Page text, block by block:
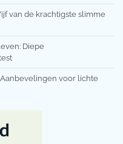
van de krachtigste slimme
Diepe
voor lichte